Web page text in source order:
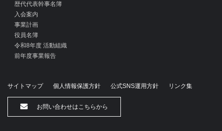
歴代代表幹事名簿
入会案内
事業計画
役員名簿
令和8年度 活動組織
前年度事業報告
サイトマップ 個人情報保護方針 公式SNS運用方針 リンク集
お問い合わせはこちらから